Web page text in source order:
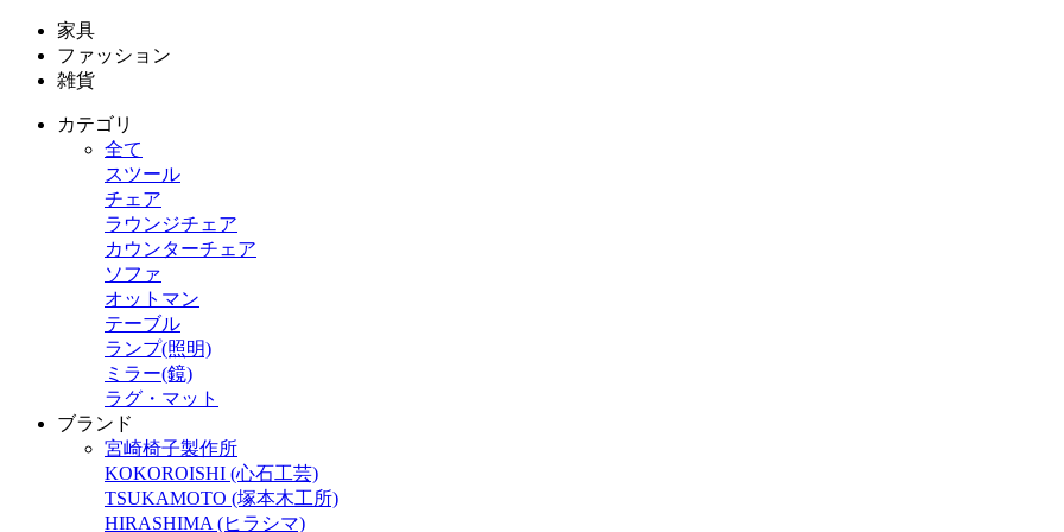
家具
ファッション
雑貨
カテゴリ
全て
スツール
チェア
ラウンジチェア
カウンターチェア
ソファ
オットマン
テーブル
ランプ(照明)
ミラー(鏡)
ラグ・マット
ブランド
宮崎椅子製作所
KOKOROISHI (心石工芸)
TSUKAMOTO (塚本木工所)
HIRASHIMA (ヒラシマ)